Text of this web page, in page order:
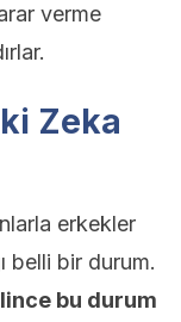
verme
Zeka
erkekler
belli bir durum.
bu durum